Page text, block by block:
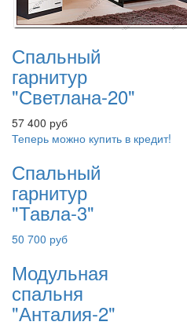
Спальный
гарнитур
"Светлана-20"
57 400 руб
Теперь можно купить в кредит!
Спальный
гарнитур
"Тавла-3"
50 700 руб
Модульная
спальня
"Анталия-2"